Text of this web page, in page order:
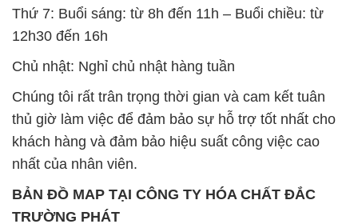
thủ giờ làm việc để đảm bảo sự hỗ trợ tốt nhất cho
khách hàng và đảm bảo hiệu suất công việc cao
nhất của nhân viên.
BẢN ĐỒ MAP TẠI CÔNG TY HÓA CHẤT ĐẮC
TRƯỜNG PHÁT
ĐỊA CHỈ: 1229C Quốc lộ 1A, Phường Bình Trị
Đông B, Quận Bình Tân, Sài Gòn TP. Hồ Chí
Minh